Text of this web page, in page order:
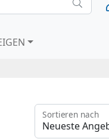
Sortieren nach